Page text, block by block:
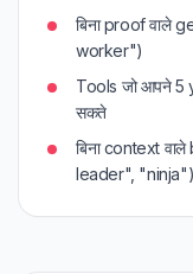
बिना proof वाले
worker")
Tools जो आपने 5
सकते
बिना context
leader", "ninja")